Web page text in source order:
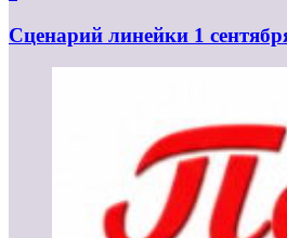
Cценарий линейки 1